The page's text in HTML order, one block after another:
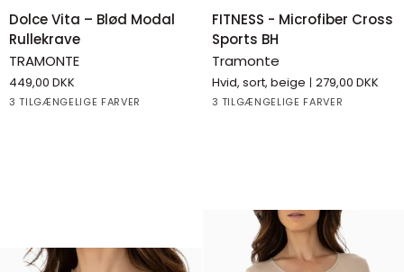
Dolce
Vita
Blød
Modal
Rullekrave
Dolce Vita – Blød Modal
Rullekrave
TRAMONTE
449,00 DKK
3 TILGÆNGELIGE FARVER
BeigeBlackGrey
FITNESS
-
Microfiber
Cross
Sports
BH
FITNESS - Microfiber Cross
Sports BH
Tramonte
Hvid, sort, beige 279,00 DKK
3 TILGÆNGELIGE FARVER
WhiteBlackBeige